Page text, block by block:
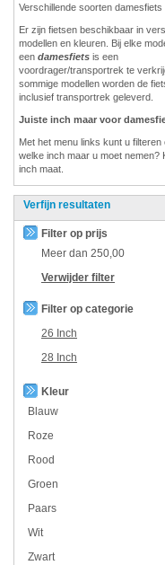
Verschillende soorten damesfiets
Er zijn fietsen beschikbaar in
modellen en kleuren. Bij elke
een damesfiets is een
voordrager/transportrek te
sommige modellen worden de
inclusief transportrek geleverd.
Juiste inch maar voor
Met het menu links kunt u
welke inch maar u moet nemen?
inch maat.
Verfijn resultaten
Filter op prijs
Meer dan 250,00
Verwijder filter
Filter op categorie
26 Inch
28 Inch
Kleur
Blauw
Roze
Rood
Groen
Paars
Wit
Zwart